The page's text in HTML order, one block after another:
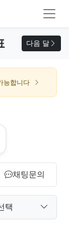
다음 달
능합니다
채팅문의
택